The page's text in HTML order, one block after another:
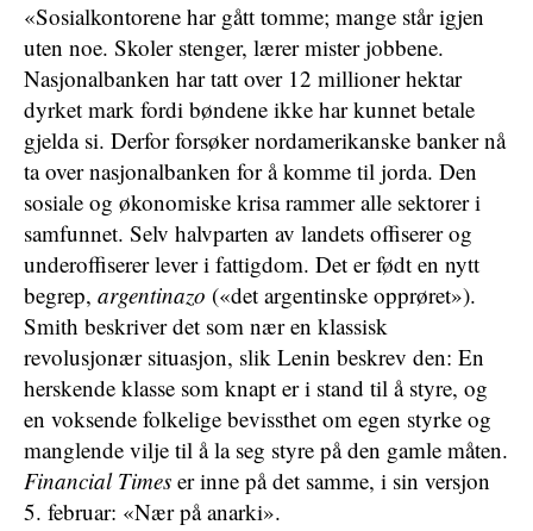
«Sosialkontorene har gått tomme; mange står igjen
uten noe. Skoler stenger, lærer mister jobbene.
Nasjonalbanken har tatt over 12 millioner hektar
dyrket mark fordi bøndene ikke har kunnet betale
gjelda si. Derfor forsøker nordamerikanske banker nå
ta over nasjonalbanken for å komme til jorda. Den
sosiale og økonomiske krisa rammer alle sektorer i
samfunnet. Selv halvparten av landets offiserer og
underoffiserer lever i fattigdom. Det er født en nytt
begrep, argentinazo («det argentinske opprøret»).
Smith beskriver det som nær en klassisk
revolusjonær situasjon, slik Lenin beskrev den: En
herskende klasse som knapt er i stand til å styre, og
en voksende folkelige bevissthet om egen styrke og
manglende vilje til å la seg styre på den gamle måten.
Financial Times er inne på det samme, i sin versjon
5. februar: «Nær på anarki».